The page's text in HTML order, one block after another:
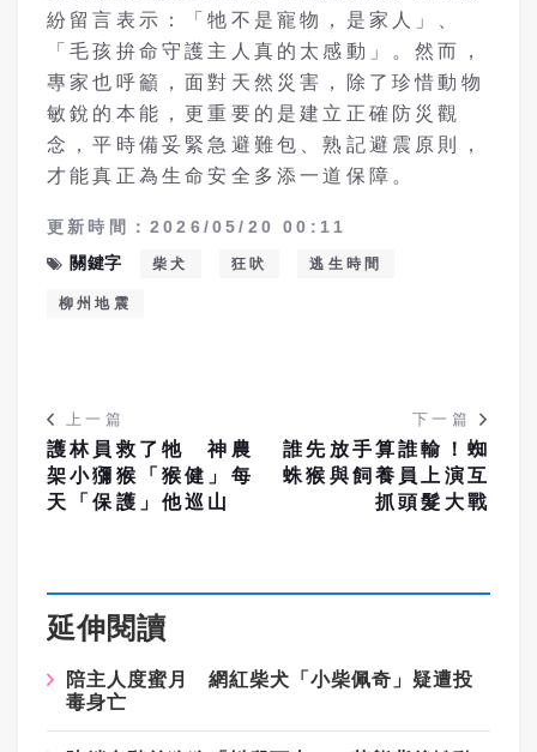
紛留言表示：「牠不是寵物，是家人」、
「毛孩拚命守護主人真的太感動」。然而，
專家也呼籲，面對天然災害，除了珍惜動物
敏銳的本能，更重要的是建立正確防災觀
念，平時備妥緊急避難包、熟記避震原則，
才能真正為生命安全多添一道保障。
更新時間：2026/05/20 00:11
關鍵字
柴犬 狂吠 逃生時間
柳州地震
上一篇
護林員救了牠 神農
架小獼猴「猴健」每
天「保護」他巡山
下一篇
誰先放手算誰輸！蜘
蛛猴與飼養員上演互
抓頭髮大戰
延伸閱讀
陪主人度蜜月 網紅柴犬「小柴佩奇」疑遭投
毒身亡